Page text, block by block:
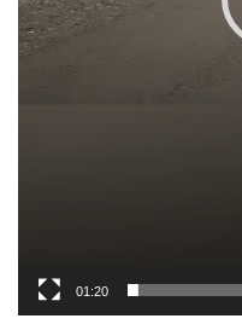
01:20